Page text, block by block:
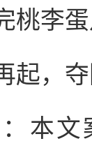
桃李
起，
：本